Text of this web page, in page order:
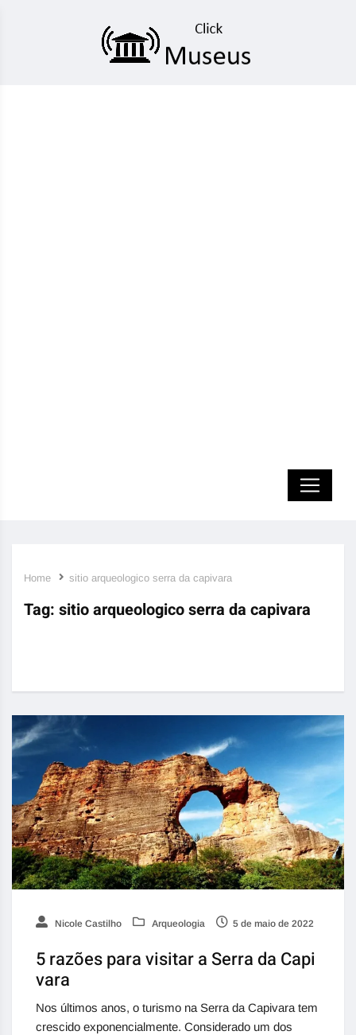
Home sitio arqueologico serra da capivara
Tag: sitio arqueologico serra da capivara
Nicole Castilho Arqueologia 5 de maio de 2022
5 razões para visitar a Serra da Capi
vara
Nos últimos anos, o turismo na Serra da Capivara tem
crescido exponencialmente. Considerado um dos